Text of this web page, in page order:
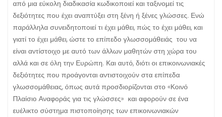
από μια εύκολη διαδικασία κωδικοποιεί και ταξινομεί τις
δεξιότητες που έχει αναπτύξει στη ξένη ή ξένες γλώσσες. Ενώ
παράλληλα συνειδητοποιεί τι έχει μάθει, πώς το έχει μάθει, και
γιατί το έχει μάθει, ώστε το επίπεδο γλωσσομάθειάς του να
είναι αντίστοιχο με αυτό των άλλων μαθητών στη χώρα του
αλλά και σε όλη την Ευρώπη. Και αυτό, διότι οι επικοινωνιακές
δεξιότητες που προάγονται αντιστοιχούν στα επίπεδα
γλωσσομάθειας, όπως αυτά προσδιορίζονται στο «Κοινό
Πλαίσιο Αναφοράς για τις γλώσσες» και αφορούν σε ένα
ευέλικτο σύστημα πιστοποίησης των επικοινωνιακών